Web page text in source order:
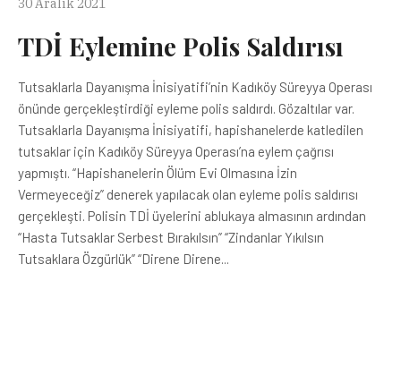
30 Aralık 2021
TDİ Eylemine Polis Saldırısı
Tutsaklarla Dayanışma İnisiyatifi’nin Kadıköy Süreyya Operası
önünde gerçekleştirdiği eyleme polis saldırdı. Gözaltılar var.
Tutsaklarla Dayanışma İnisiyatifi, hapishanelerde katledilen
tutsaklar için Kadıköy Süreyya Operası’na eylem çağrısı
yapmıştı. “Hapishanelerin Ölüm Evi Olmasına İzin
Vermeyeceğiz” denerek yapılacak olan eyleme polis saldırısı
gerçekleşti. Polisin TDİ üyelerini ablukaya almasının ardından
“Hasta Tutsaklar Serbest Bırakılsın” “Zindanlar Yıkılsın
Tutsaklara Özgürlük” “Direne Direne...